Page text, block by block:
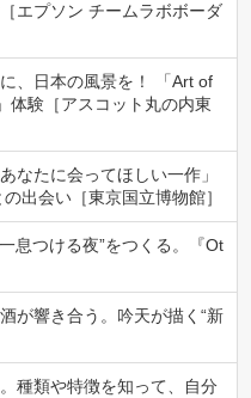
エプソン チームラボボーダ
、日本の風景を！ 「Art of
体験［アスコット丸の内東
なたに会ってほしい一作」
出会い［東京国立博物館］
息つける夜”をつくる。『Ot
が響き合う。吟天が描く“新
種類や特徴を知って、自分